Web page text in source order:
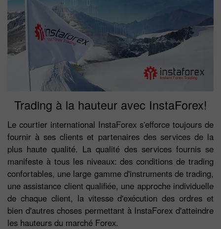
Trading à la hauteur avec InstaForex!
Le courtier international InstaForex s'efforce toujours de
fournir à ses clients et partenaires des services de la
plus haute qualité. La qualité des services fournis se
manifeste à tous les niveaux: des conditions de trading
confortables, une large gamme d'instruments de trading,
une assistance client qualifiée, une approche individuelle
de chaque client, la vitesse d'exécution des ordres et
bien d'autres choses permettant à InstaForex d'atteindre
les hauteurs du marché Forex.